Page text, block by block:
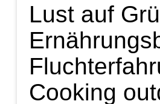
Lust auf
Cooking